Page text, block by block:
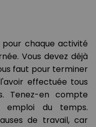
chaque activité
Vous devez déjà
faut pour terminer
effectuée tous
Tenez-en compte
emploi du temps.
de travail, car